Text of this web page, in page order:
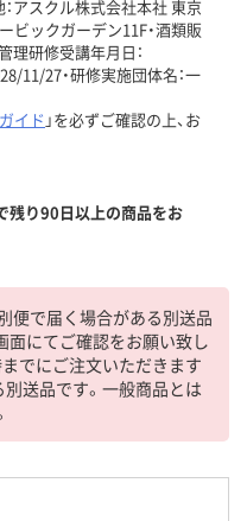
アスクル株式会社本社 東京
ビックガーデン11F・酒類販
理研修受講年月日：
11/27・研修実施団体名：一
イド 」を必ずご確認の上、お
残り90日以上の商品をお
便で届く場合がある別送品
面にてご確認をお願い致し
でにご注文いただきます
送品です。一般商品とは